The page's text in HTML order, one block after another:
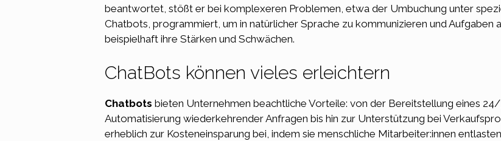
beantwortet, stößt er bei komplexeren Problemen, etwa der Umbuchung unter
Chatbots, programmiert, um in natürlicher Sprache zu kommunizieren und Aufgaben
beispielhaft ihre Stärken und Schwächen.
ChatBots können vieles erleichtern
Chatbots bieten Unternehmen beachtliche Vorteile: von der Bereitstellung eines
Automatisierung wiederkehrender Anfragen bis hin zur Unterstützung bei
erheblich zur Kosteneinsparung bei, indem sie menschliche Mitarbeiter:innen